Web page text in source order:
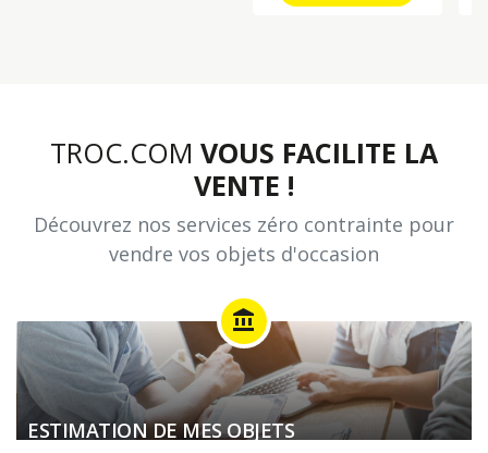
TROC.COM VOUS FACILITE LA
VENTE !
Découvrez nos services zéro contrainte pour
vendre vos objets d'occasion
account_balance
ESTIMATION DE MES OBJETS